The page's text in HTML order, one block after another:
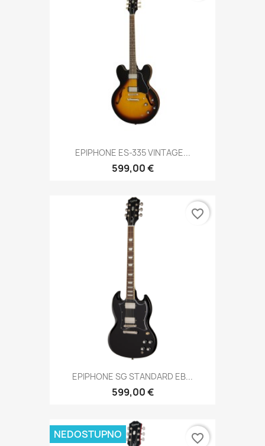
EPIPHONE ES-335 VINTAGE...
599,00 €
EPIPHONE SG STANDARD EB...
599,00 €
favorite_border
NEDOSTUPNO favorite_border